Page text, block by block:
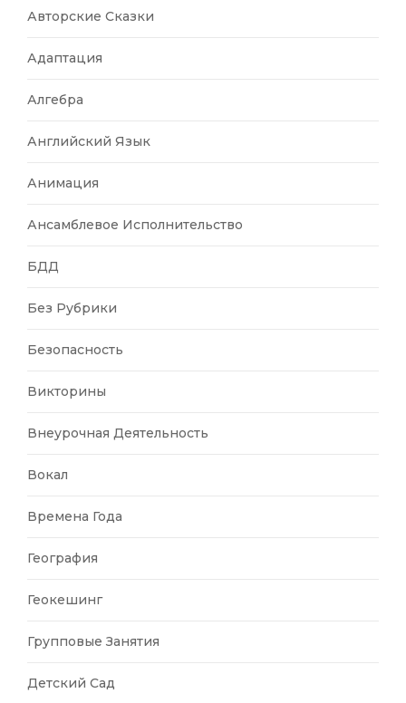
Авторские Сказки
Адаптация
Алгебра
Английский Язык
Анимация
Ансамблевое Исполнительство
БДД
Без Рубрики
Безопасность
Викторины
Внеурочная Деятельность
Вокал
Времена Года
География
Геокешинг
Групповые Занятия
Детский Сад